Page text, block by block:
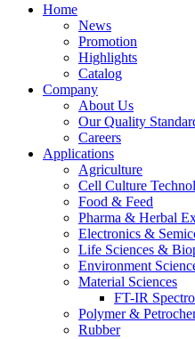
Home
News
Promotion
Highlights
Catalog
Company
About Us
Our Quality
Careers
Applications
Agriculture
Cell Culture
Food & Feed
Pharma & Herbal
Electronics &
Life Sciences &
Environment
Material Sciences
FT-IR
Polymer &
Rubber